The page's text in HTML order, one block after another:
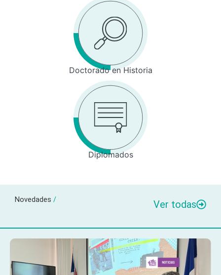
Doctorado en Historia
Diplomados
Novedades / Ver todas